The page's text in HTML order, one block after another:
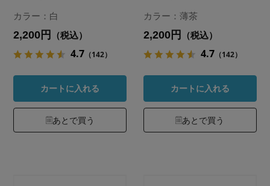
カラー：白
2,200円 （税込）
4.7 （142）
カートに入れる
あとで買う
カラー：薄茶
2,200円 （税込）
4.7 （142）
カートに入れる
あとで買う